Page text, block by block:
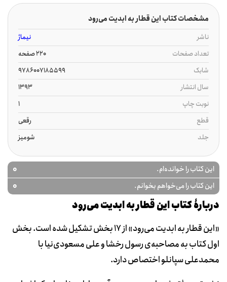
مشخصات کتاب این قطار به ابدیت می‌رود
ناشر
نیماژ
تعداد صفحات
220 صفحه
شابک
9786007185599
سال انتشار
1393
نوبت چاپ
1
قطع
رقعی
جلد
شومیز
این کتاب را خوانده‌ام. 0
این کتاب را می‌خواهم بخوانم. 0
دربارۀ کتاب این قطار به ابدیت می‌رود
«این قطار به ابدیت می‌رود» از ۱۷ بخش تشکیل شده است. بخش
اول کتاب به مصاحبه‌ی رسول رخشا و علی مسعودی‌نیا با
محمدعلی سپانلو اختصاص دارد.